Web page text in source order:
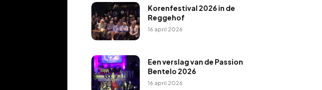
Korenfestival 2026 in de
Reggehof
16 april 2026
Een verslag van de Passion
Bentelo 2026
16 april 2026